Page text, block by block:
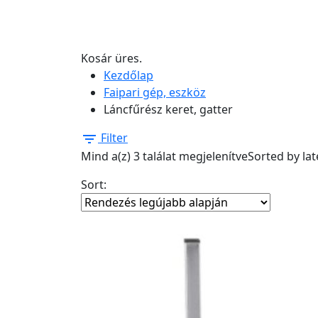
Kosár üres.
Kezdőlap
Faipari gép, eszköz
Láncfűrész keret, gatter
Filter
Mind a(z) 3 találat megjelenítveSorted by
Sort: